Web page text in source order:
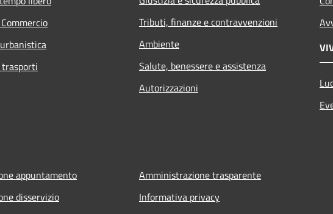
Tributi, finanze e contravvenzioni
Ambiente
Salute, benessere e assistenza
Autorizzazioni
appuntamento
disservizio
Amministrazione trasparente
Informativa privacy